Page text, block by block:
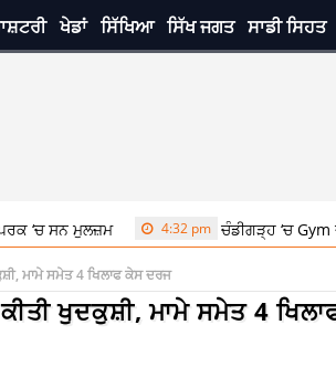
ਖੇਡਾਂ ਸਿੱਖਿਆ ਸਿੱਖ ਜਗਤ ਸਾਡੀ ਸਿਹਤ
ਮੁਲਜ਼ਮ 4:32 pm ਚੰਡੀਗੜ੍ਹ ‘ਚ Gym ਦੇ
ਮਾਮੇ ਸਮੇਤ 4 ਖਿਲਾਫ ਕੇਸ ਦਰਜ
ਖੁਦਕੁਸ਼ੀ, ਮਾਮੇ ਸਮੇਤ 4